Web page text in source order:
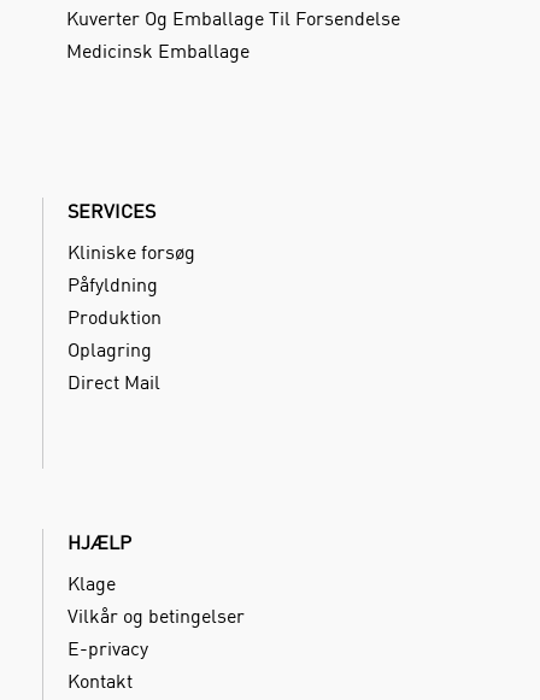
Kuverter Og Emballage Til Forsendelse
Medicinsk Emballage
SERVICES
Kliniske forsøg
Påfyldning
Produktion
Oplagring
Direct Mail
HJÆLP
Klage
Vilkår og betingelser
E-privacy
Kontakt